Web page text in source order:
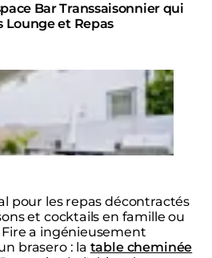
Bar Transsaisonnier qui
Lounge et Repas
d'une table à hauteur
allongée intégrée, la table
Gin 90 Bar est idéale pour
décontractées.
pour les repas décontractés
et cocktails en famille ou
a ingénieusement
brasero : la table cheminée